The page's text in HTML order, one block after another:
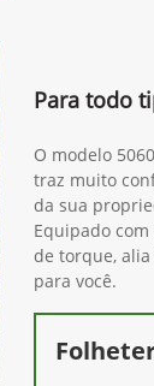
Para todo
O modelo
traz muito
da sua
Equipado
de torque,
para você.